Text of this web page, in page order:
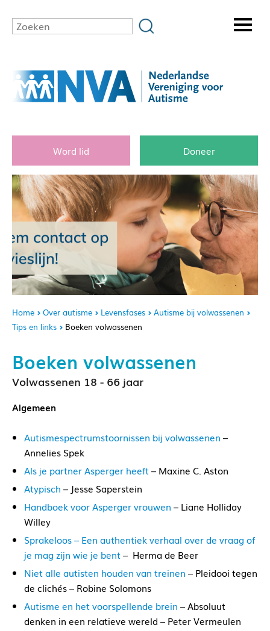
Word lid Doneer
Home Over autisme Levensfases
Autisme bij volwassenen
Tips en links
Boeken volwassenen
Boeken volwassenen
Volwassenen 18 - 66 jaar
Algemeen
Autismespectrumstoornissen bij volwassenen –
Annelies Spek
Als je partner Asperger heeft– Maxine C. Aston
Atypisch – Jesse Saperstein
Handboek voor Asperger vrouwen – Liane Holliday
Willey
Sprakeloos – Een authentiek verhaal over de vraag of
je mag zijn wie je bent– Herma de Beer
Niet alle autisten houden van treinen – Pleidooi tegen
de clichés – Robine Solomons
Autisme en het voorspellende brein – Absoluut
denken in een relatieve wereld – Peter Vermeulen